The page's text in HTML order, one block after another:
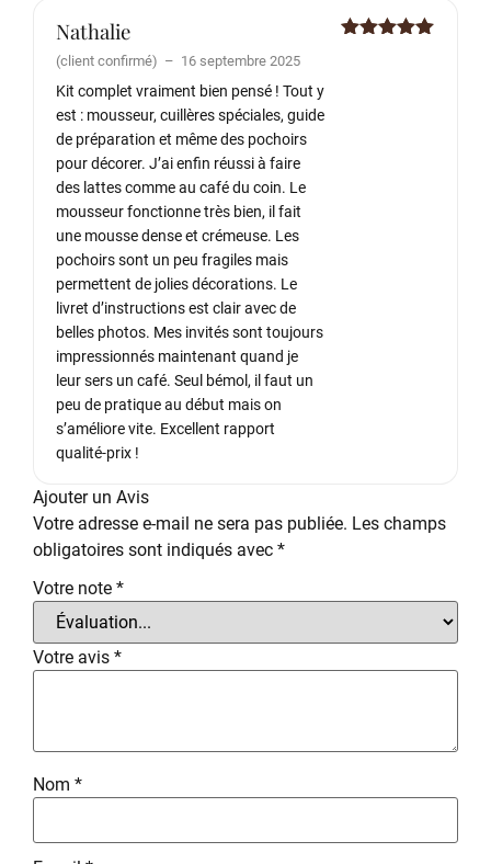
Nathalie
(client confirmé) – 16 septembre 2025
Kit complet vraiment bien pensé ! Tout y
est : mousseur, cuillères spéciales, guide
de préparation et même des pochoirs
pour décorer. J’ai enfin réussi à faire
des lattes comme au café du coin. Le
mousseur fonctionne très bien, il fait
une mousse dense et crémeuse. Les
pochoirs sont un peu fragiles mais
permettent de jolies décorations. Le
livret d’instructions est clair avec de
belles photos. Mes invités sont toujours
impressionnés maintenant quand je
leur sers un café. Seul bémol, il faut un
peu de pratique au début mais on
s’améliore vite. Excellent rapport
qualité-prix !
Ajouter un Avis
Votre adresse e-mail ne sera pas publiée. Les champs
obligatoires sont indiqués avec *
Votre note *
Votre avis *
Nom *